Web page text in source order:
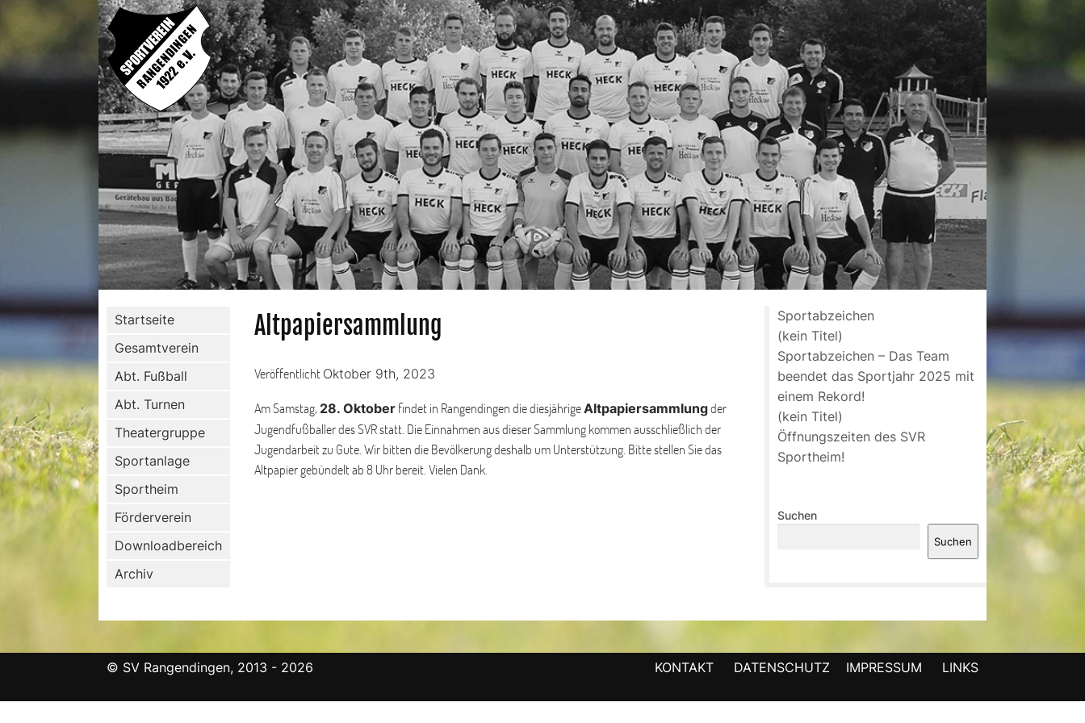
Startseite
Gesamtverein
Abt. Fußball
Abt. Turnen
Theatergruppe
Sportanlage
Sportheim
Förderverein
Downloadbereich
Archiv
Altpapiersammlung
Veröffentlicht Oktober 9th, 2023
Am Samstag,28. Oktober findet in Rangendingen die diesjährigeAltpapiersammlungder
Jugendfußballer des SVR statt. Die Einnahmen aus dieser Sammlung kommen ausschließlich der
Jugendarbeit zu Gute. Wir bitten die Bevölkerung deshalb um Unterstützung. Bitte stellen Sie das
Altpapier gebündelt ab 8 Uhr bereit. Vielen Dank.
Sportabzeichen
(kein Titel)
Sportabzeichen – Das Team
beendet das Sportjahr 2025 mit
einem Rekord!
(kein Titel)
Öffnungszeiten des SVR
Sportheim!
Suchen
Suchen
© SV Rangendingen, 2013 - 2026 KONTAKT DATENSCHUTZ IMPRESSUM LINKS